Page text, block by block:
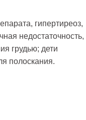
гипертиреоз,
недостаточность,
грудью; дети
полоскания.